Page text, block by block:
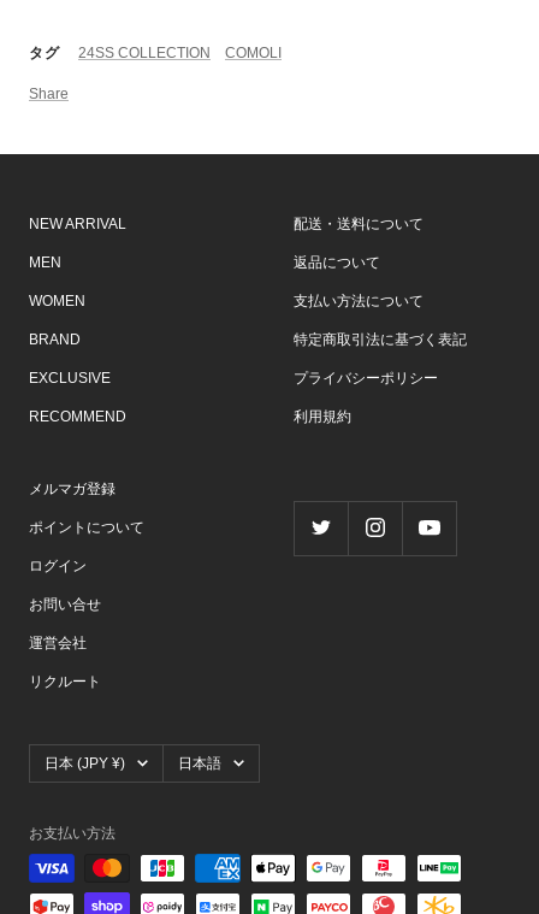
タグ 24SS COLLECTION COMOLI
Share
NEW ARRIVAL
MEN
WOMEN
BRAND
EXCLUSIVE
RECOMMEND
配送・送料について
返品について
支払い方法について
特定商取引法に基づく表記
プライバシーポリシー
利用規約
メルマガ登録
ポイントについて
ログイン
お問い合せ
運営会社
リクルート
地
日本 (JPY ¥)
語
日本語
お支払い方法